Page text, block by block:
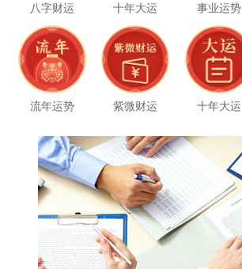
八字财运 十年大运 事业运势
流年运势 紫微财运 十年大运